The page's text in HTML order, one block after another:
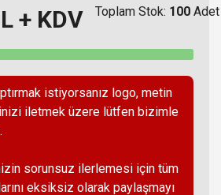
+ KDV Toplam Stok: 100 Adet
istiyorsanız logo, metin
iletmek üzere lütfen bizimle
sorunsuz ilerlemesi için tüm
eksiksiz olarak paylaşmayı